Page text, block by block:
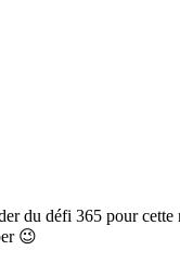
du défi 365 pour
😉